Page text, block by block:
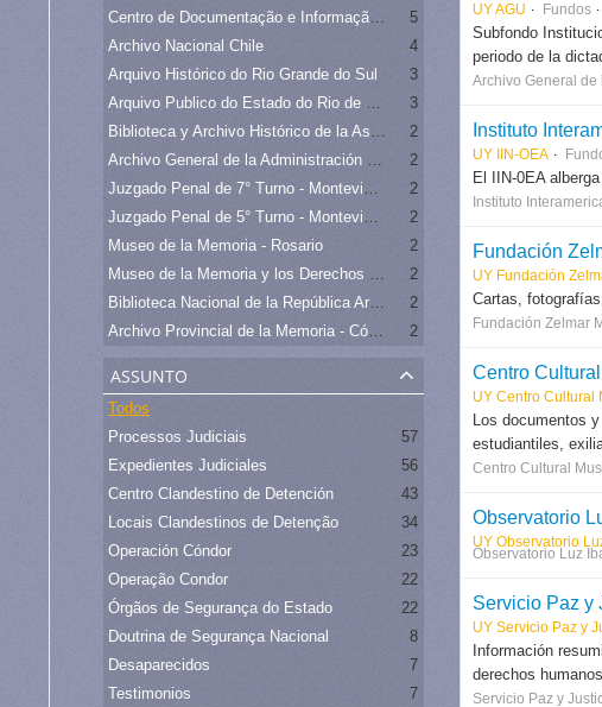
Centro de Documentação e Informação Científica - CEDIC/PUC
5
Archivo Nacional Chile
4
Arquivo Histórico do Rio Grande do Sul
3
Arquivo Publico do Estado do Rio de Janeiro -
3
Biblioteca y Archivo Histórico de la Asamblea Legislativa Plurinacional
2
Archivo General de la Administración Nacional - Argentina
2
Juzgado Penal de 7° Turno - Montevideo
2
Juzgado Penal de 5° Turno - Montevideo
2
Museo de la Memoria - Rosario
2
Museo de la Memoria y los Derechos Humanos - Chile
2
Biblioteca Nacional de la República Argentina
2
Archivo Provincial de la Memoria - Córdoba
2
assunto
Todos
Processos Judiciais
57
Expedientes Judiciales
56
Centro Clandestino de Detención
43
Locais Clandestinos de Detenção
34
Operación Cóndor
23
Operação Condor
22
Órgãos de Segurança do Estado
22
Doutrina de Segurança Nacional
8
Desaparecidos
7
Testimonios
7
UY AGU Fundos
Subfondo
periodo de la
Archivo General
Instituto
UY IIN-OEA
El IIN-0EA
Instituto
Fundación
UY Fundación
Cartas,
Fundación Zelmar
Centro
UY Centro Cultural
Los documentos
estudiantiles,
Centro Cultural
Observatorio
UY Observatorio
Observatorio Luz
Servicio Paz y
UY Servicio Paz y
Información
derechos
Servicio Paz y